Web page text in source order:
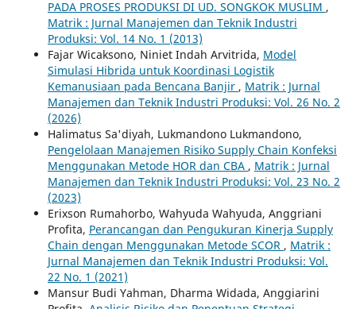
PADA PROSES PRODUKSI DI UD. SONGKOK MUSLIM ,
Matrik : Jurnal Manajemen dan Teknik Industri
Produksi: Vol. 14 No. 1 (2013)
Fajar Wicaksono, Niniet Indah Arvitrida, Model
Simulasi Hibrida untuk Koordinasi Logistik
Kemanusiaan pada Bencana Banjir , Matrik : Jurnal
Manajemen dan Teknik Industri Produksi: Vol. 26 No. 2
(2026)
Halimatus Sa'diyah, Lukmandono Lukmandono,
Pengelolaan Manajemen Risiko Supply Chain Konfeksi
Menggunakan Metode HOR dan CBA , Matrik : Jurnal
Manajemen dan Teknik Industri Produksi: Vol. 23 No. 2
(2023)
Erixson Rumahorbo, Wahyuda Wahyuda, Anggriani
Profita, Perancangan dan Pengukuran Kinerja Supply
Chain dengan Menggunakan Metode SCOR , Matrik :
Jurnal Manajemen dan Teknik Industri Produksi: Vol.
22 No. 1 (2021)
Mansur Budi Yahman, Dharma Widada, Anggiarini